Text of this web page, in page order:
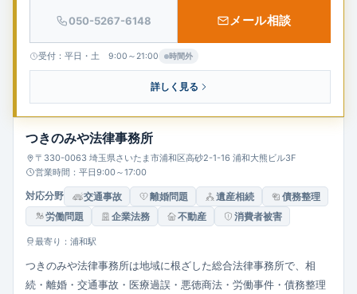
050-5267-6148 メール相談
受付：平日・土 9:00～21:00 時間外
詳しく見る
つきのみや法律事務所
〒330-0063 埼玉県さいたま市浦和区高砂2-1-16 浦和大熊ビル3F
営業時間：平日9:00～17:00
対応分野 交通事故 離婚問題 遺産相続
債務整理
労働問題
企業法務 不動産 消費者被害
最寄り：浦和駅
つきのみや法律事務所は地域に根ざした総合法律事務所で、相
続・離婚・交通事故・医療過誤・悪徳商法・労働事件・債務整理